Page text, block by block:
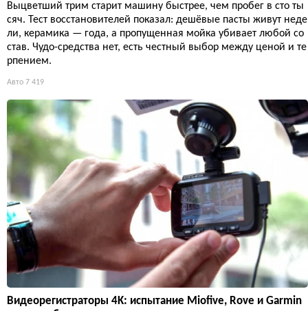
Выцветший трим старит машину быстрее, чем пробег в сто ты
сяч. Тест восстановителей показал: дешёвые пасты живут неде
ли, керамика — года, а пропущенная мойка убивает любой со
став. Чудо-средства нет, есть честный выбор между ценой и те
рпением.
Авто 7 419
Видеорегистраторы 4K: испытание Miofive, Rove и Garmin